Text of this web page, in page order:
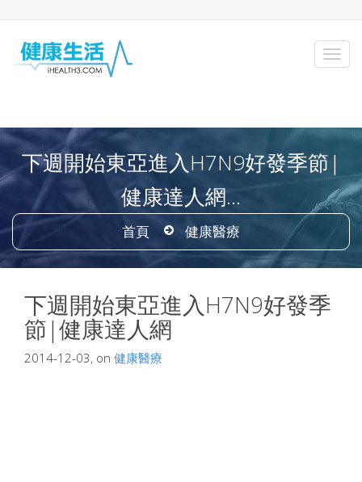
下週開始東亞進入H7N9好發季節|
健康達人網...
首頁 健康醫療
下週開始東亞進入H7N9好發季
節|健康達人網
2014-12-03, on 健康醫療